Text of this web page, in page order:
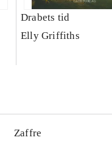
Drabets tid
Elly Griffiths
Zaffre